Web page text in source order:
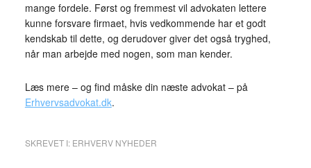
mange fordele. Først og fremmest vil advokaten lettere
kunne forsvare firmaet, hvis vedkommende har et godt
kendskab til dette, og derudover giver det også tryghed,
når man arbejde med nogen, som man kender.
Læs mere – og find måske din næste advokat – på
Erhvervsadvokat.dk.
SKREVET I: ERHVERV NYHEDER